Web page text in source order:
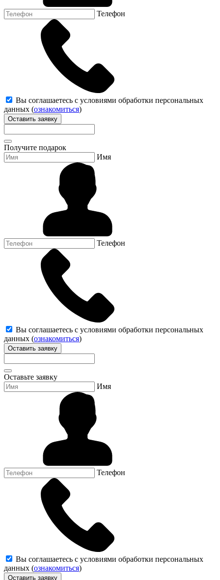
Телефон
Вы соглашаетесь с условиями обработки персональных
данных (ознакомиться)
Оставить заявку
Получите подарок
Имя
Телефон
Вы соглашаетесь с условиями обработки персональных
данных (ознакомиться)
Оставить заявку
Оставьте заявку
Имя
Телефон
Вы соглашаетесь с условиями обработки персональных
данных (ознакомиться)
Оставить заявку